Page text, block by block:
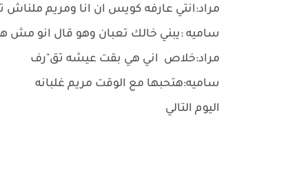
مراد:انتي عارفه كويس ان انا ومريم
ساميه :يبني خالك تعبان وهو قال انو مش
مراد:خلاص اني هي بقت عيشه تق"رف
ساميه:هتحبها مع الوقت مريم غلبانه
اليوم التالي